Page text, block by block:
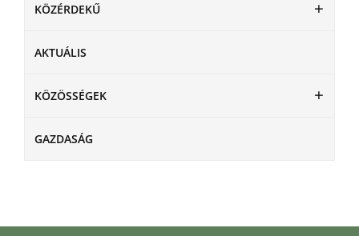
KÖZÉRDEKŰ
AKTUÁLIS
KÖZÖSSÉGEK
GAZDASÁG